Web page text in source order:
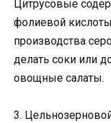
Цитрусовые
фолиевой
производства
делать соки или
овощные салаты.
3.